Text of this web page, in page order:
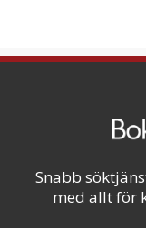
Snabb
med allt för